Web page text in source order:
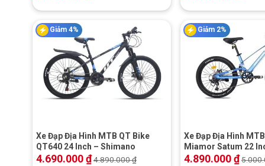
Giảm 4%
+
Xe Đạp Địa Hình MTB QT Bike
QT640 24 Inch – Shimano
4.690.000₫4.890.000₫
Giảm 2%
Xe Đạp Địa Hình
Miamor Satum 22
4.890.000₫